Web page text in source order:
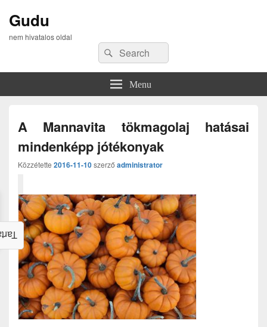
Gudu
nem hivatalos oldal
Search
for:
Search
Menu
A Mannavita tökmagolaj hatásai
mindenképp jótékonyak
Közzétette 2016-11-10szerző administrator